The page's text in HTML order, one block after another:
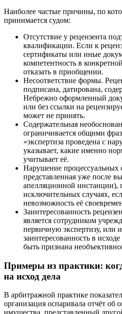
Наиболее частые причины, по
принимается судом:
Отсутствие у рецензента
квалификации. Если к
сертификаты или иные
компетентность в
отказать в приобщении.
Несоответствие формы.
подписана, датирована,
Небрежно оформленный
или без ссылки на
может не принять.
Содержательная
ограничивается общими
«экспертиза проведена с
указывает, какие именно
учитывает её.
Нарушение процессуальных
представленная уже после
апелляционной инстанции),
исключительных случаях,
невозможность её
Заинтересованность
является сотрудником
первичную экспертизу, или
заинтересованность в
быть признана
Примеры из практики:
на исход дела
В арбитражной практике
организация оспаривала отчёт об